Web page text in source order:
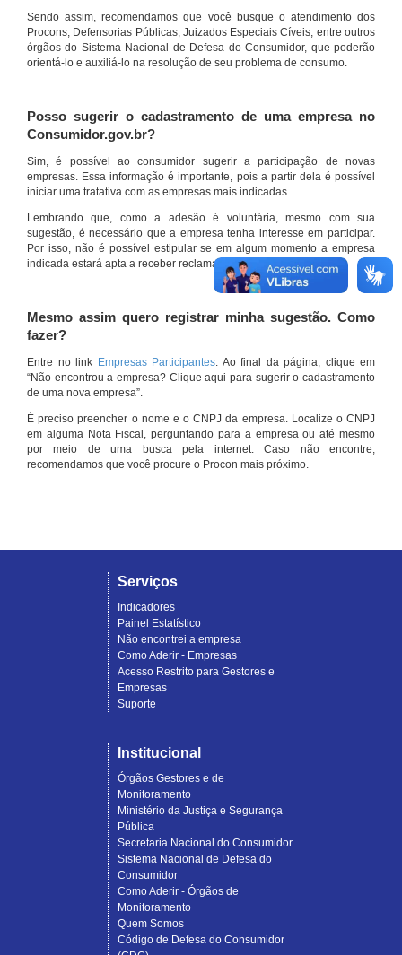
Sendo assim, recomendamos que você busque o atendimento dos
Procons, Defensorias Públicas, Juizados Especiais Cíveis, entre outros
órgãos do Sistema Nacional de Defesa do Consumidor, que poderão
orientá-lo e auxiliá-lo na resolução de seu problema de consumo.
Posso sugerir o cadastramento de uma empresa no
Consumidor.gov.br?
Sim, é possível ao consumidor sugerir a participação de novas
empresas. Essa informação é importante, pois a partir dela é possível
iniciar uma tratativa com as empresas mais indicadas.
Lembrando que, como a adesão é voluntária, mesmo com sua
sugestão, é necessário que a empresa tenha interesse em participar.
Por isso, não é possível estipular se em algum momento a empresa
indicada estará apta a receber reclamações por meio do site.
Mesmo assim quero registrar minha sugestão. Como
fazer?
Entre no link Empresas Participantes. Ao final da página, clique em
“Não encontrou a empresa? Clique aqui para sugerir o cadastramento
de uma nova empresa”.
É preciso preencher o nome e o CNPJ da empresa. Localize o CNPJ
em alguma Nota Fiscal, perguntando para a empresa ou até mesmo
por meio de uma busca pela internet. Caso não encontre,
recomendamos que você procure o Procon mais próximo.
Serviços
Indicadores
Painel Estatístico
Não encontrei a empresa
Como Aderir - Empresas
Acesso Restrito para Gestores e
Empresas
Suporte
Institucional
Órgãos Gestores e de
Monitoramento
Ministério da Justiça e Segurança
Pública
Secretaria Nacional do Consumidor
Sistema Nacional de Defesa do
Consumidor
Como Aderir - Órgãos de
Monitoramento
Quem Somos
Código de Defesa do Consumidor